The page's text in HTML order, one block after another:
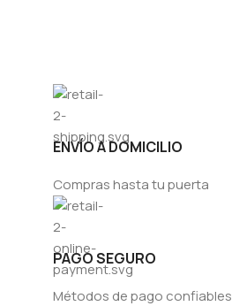
ENVÍO A DOMICILIO
Compras hasta tu puerta
PAGO SEGURO
Métodos de pago confiables